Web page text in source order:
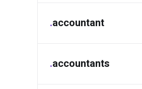
.accountant
.accountants